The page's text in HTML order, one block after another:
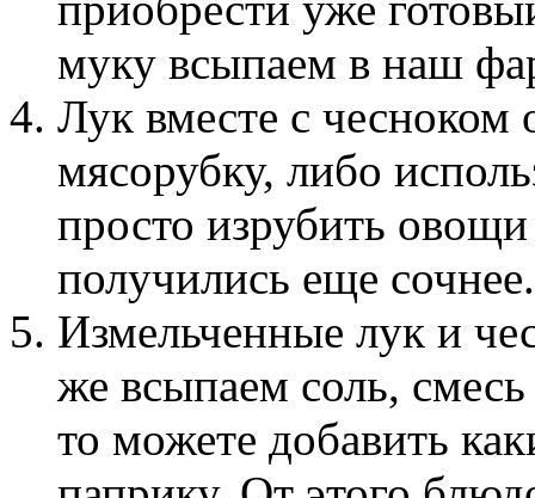
муку всыпаем в наш
Лук вместе с
мясорубку, либо
просто изрубить
получились еще сочнее.
Измельченные лук и
же всыпаем соль,
то можете добавить